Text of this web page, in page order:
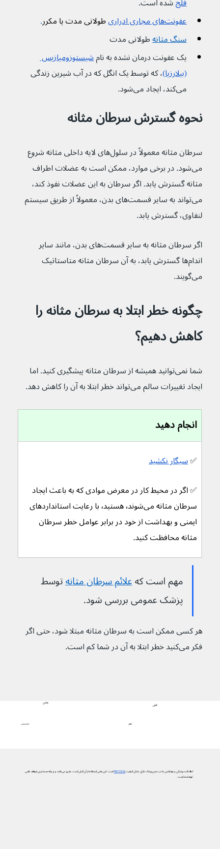
عفونت‌های مجاری ادراری
طولانی مدت یا مکرر.
سنگ مثانهطولانی مدت
یک عفونت درمان نشده به نام شیستوزومیازیس
(بیلارزیا)، که توسط یک انگل که در آب شیرین زندگی
می‌کند، ایجاد می‌شود.
نحوه گسترش سرطان مثانه
سرطان مثانه معمولاً در سلول‌های لایه داخلی مثانه شروع
می‌شود. در برخی موارد، ممکن است به عضلات اطراف
مثانه گسترش یابد. اگر سرطان به این عضلات نفوذ کند،
می‌تواند به سایر قسمت‌های بدن، معمولاً از طریق سیستم
لنفاوی، گسترش یابد.
اگر سرطان مثانه به سایر قسمت‌های بدن، مانند سایر
اندام‌ها گسترش یابد، به آن سرطان مثانه متاستاتیک
می‌گویند.
چگونه خطر ابتلا به سرطان مثانه را
کاهش دهیم؟
شما نمی‌توانید همیشه از سرطان مثانه پیشگیری کنید. اما
ایجاد تغییرات سالم می‌تواند خطر ابتلا به آن را کاهش دهد.
انجام دهید
✅ سیگار نکشید
✅ اگر در محیط کار در معرض موادی که به باعث ایجاد
سرطان مثانه می‌شوند٬ هستید٬ با رعایت استاندارد‌های
ایمنی و بهداشت از خود در برابر عوامل خطر سرطان
مثانه محافظت کنید.
مهم است که علائم سرطان مثانهتوسط
پزشک عمومی بررسی شود.
هر کسی ممکن است به سرطان مثانه مبتلا شود، حتی اگر
فکر می‌کنید خطر ابتلا به آن در شما کم است.
تشخیص
بعدی
علائم
قبلی
اطلاعات پزشکی و بهداشتی ما در دیجی‌پزشک دارای نشان کیفیتPIF TICKاست. این یعنی استفاده از آن آسان است، به‌روز می‌باشد و بر پایه جدیدترین شواهد علمی
تهیه شده است.